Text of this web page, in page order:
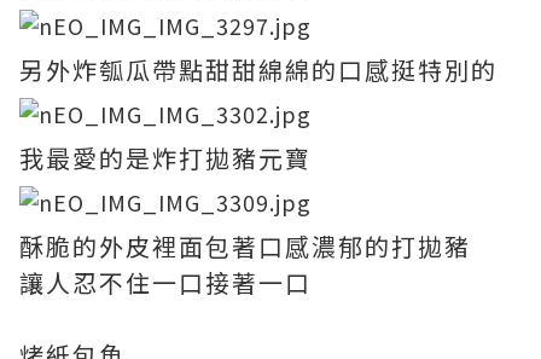
另外炸瓠瓜帶點甜甜綿綿的口感挺特別的
我最愛的是炸打拋豬元寶
酥脆的外皮裡面包著口感濃郁的打拋豬
讓人忍不住一口接著一口